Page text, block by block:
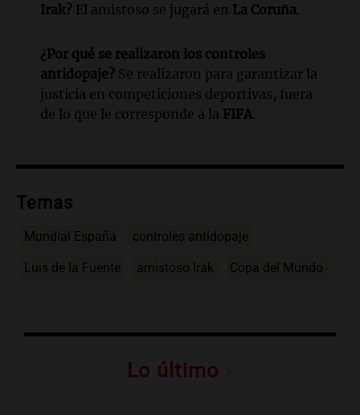
Irak? El amistoso se jugará en La Coruña.
¿Por qué se realizaron los controles
antidopaje? Se realizaron para garantizar la
justicia en competiciones deportivas, fuera
de lo que le corresponde a la FIFA.
Temas
Mundial España controles antidopaje
Luis de la Fuente amistoso Irak Copa del Mundo
Lo último